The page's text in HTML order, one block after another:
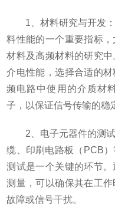
1、材料研究与开发：
料性能的一个重要指标
材料及高频材料的研究
介电性能，选择合适的
频电路中使用的介质材
子，以保证信号传输的稳
2、电子元器件的测试
缆、印刷电路板（PCB
测试是一个关键的环节
测量，可以确保其在工
故障或信号干扰。